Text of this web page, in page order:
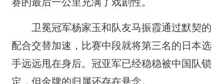
赛的最后一公里充满了戏剧性。
卫冕冠军杨家玉和队友马振霞通过默契的
配合交替加速，比赛中段就将第三名的日本选
手远远甩在身后。冠亚军已经稳稳被中国队锁
定，但金牌的归属还存在悬念。